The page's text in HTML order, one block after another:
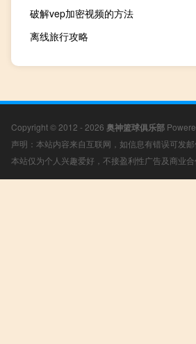
破解vep加密视频的方法
离线旅行攻略
Copyright © 2012 - 2026 奥神篮球俱乐部
声明：本站内容来自互联网，如信息有错误可发
本站仅为个人兴趣爱好，不接盈利性广告及商业合